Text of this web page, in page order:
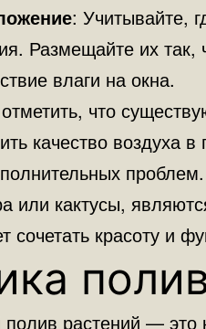
: Учитывайте,
Размещайте их
влаги на окна.
что
качество воздуха
или кактусы,
сочетать красоту и
растений — это